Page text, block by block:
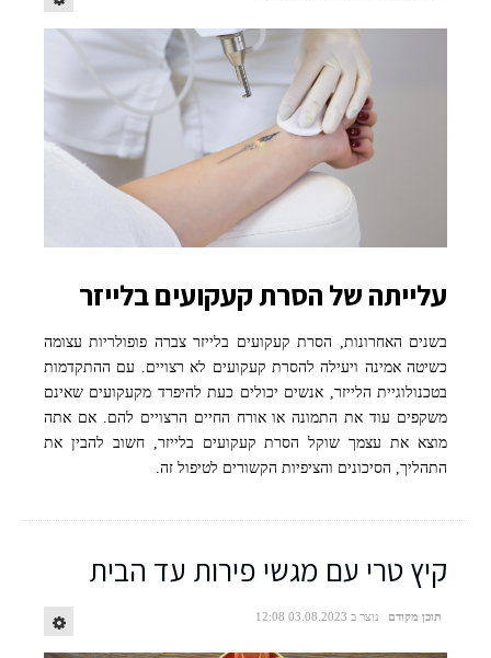
עלייתה של הסרת קעקועים בלייזר
בשנים האחרונות, הסרת קעקועים בלייזר צברה פופולריות עצומה
כשיטה אמינה ויעילה להסרת קעקועים לא רצויים. עם ההתקדמות
בטכנולוגיית הלייזר, אנשים יכולים כעת להיפרד מקעקועים שאינם
משקפים עוד את התמונה או אורח החיים הרצויים להם. אם אתה
מוצא את עצמך שוקל הסרת קעקועים בלייזר, חשוב להבין את
התהליך, הסיכונים והציפיות הקשורים לטיפול זה.
קיץ טרי עם מגשי פירות עד הבית
תוכן מקודם נוצר ב 03.08.2023 12:08